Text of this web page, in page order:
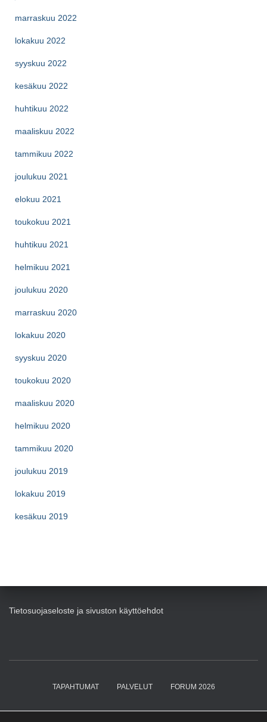
marraskuu 2022
lokakuu 2022
syyskuu 2022
kesäkuu 2022
huhtikuu 2022
maaliskuu 2022
tammikuu 2022
joulukuu 2021
elokuu 2021
toukokuu 2021
huhtikuu 2021
helmikuu 2021
joulukuu 2020
marraskuu 2020
lokakuu 2020
syyskuu 2020
toukokuu 2020
maaliskuu 2020
helmikuu 2020
tammikuu 2020
joulukuu 2019
lokakuu 2019
kesäkuu 2019
Tietosuojaseloste ja sivuston käyttöehdot
TAPAHTUMAT PALVELUT FORUM 2026